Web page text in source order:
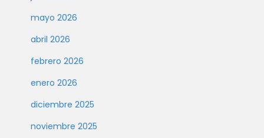
mayo 2026
abril 2026
febrero 2026
enero 2026
diciembre 2025
noviembre 2025